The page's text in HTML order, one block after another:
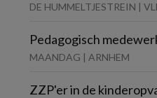
DE HUMMELTJESTREIN |
Pedagogisch
MAANDAG | ARNHEM
ZZP'er in de